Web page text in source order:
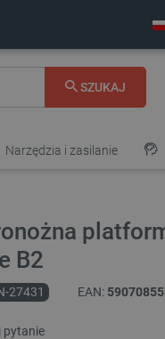
SZUKAJ
Narzędzia i zasilanie
B2
27431 EAN:
pytanie